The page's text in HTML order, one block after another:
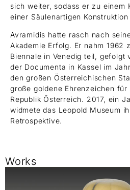
sich weiter, sodass er zu einem
einer Säulenartigen
Avramidis hatte rasch nach
Akademie Erfolg. Er nahm 1962
Biennale in Venedig teil, gefolgt
der Documenta in Kassel im
den großen Österreichischen
große goldene Ehrenzeichen für
Republik Österreich. 2017, ein
widmete das Leopold Museum
Retrospektive.
Works